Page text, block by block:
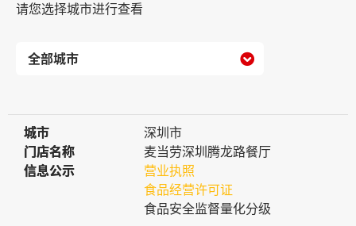
请您选择城市进行查看

城市
城市
深圳市
门店名称
门店名称
麦当劳深圳腾龙路餐厅
信息公示
信息公示
营业执照
食品经营许可证
食品安全监督量化分级